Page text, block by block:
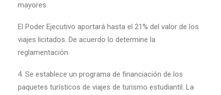
mayores.
El Poder Ejecutivo aportará hasta el 21% del valor de los
viajes licitados. De acuerdo lo determine la
reglamentación.
4. Se establece un programa de financiación de los
paquetes turísticos de viajes de turismo estudiantil. La